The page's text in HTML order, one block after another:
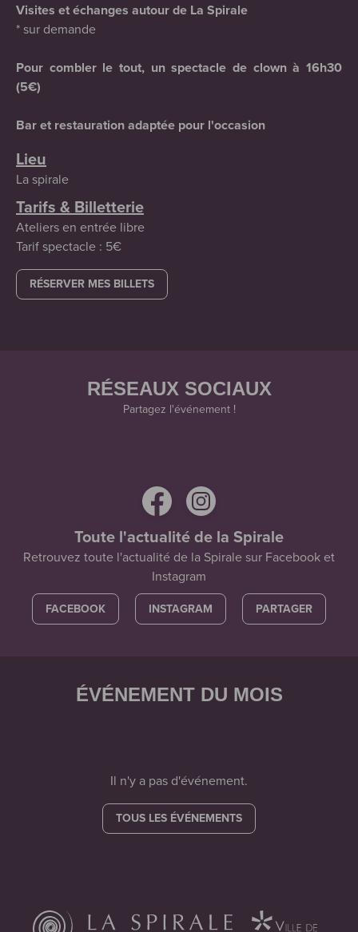
Visites et échanges autour de La Spirale
* sur demande
Pour combler le tout, un spectacle de clown à 16h30
(5€)
Bar et restauration adaptée pour l'occasion
Lieu
La spirale
Tarifs & Billetterie
Ateliers en entrée libre
Tarif spectacle : 5€
RÉSERVER MES BILLETS
RÉSEAUX SOCIAUX
Partagez l'événement !
Toute l'actualité de la Spirale
Retrouvez toute l'actualité de la Spirale sur Facebook et
Instagram
FACEBOOK INSTAGRAM PARTAGER
ÉVÉNEMENT DU MOIS
Il n'y a pas d'événement.
TOUS LES ÉVÉNEMENTS